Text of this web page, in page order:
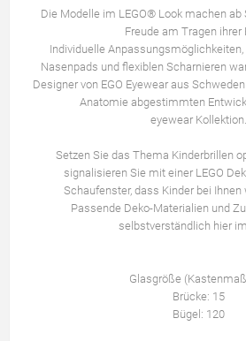
Die Modelle im LEGO® Look machen ab
Freude am Tragen ihrer
Individuelle Anpassungsmöglichkeiten,
Nasenpads und flexiblen Scharnieren
Designer von EGO Eyewear aus
Anatomie abgestimmten
eyewear Kollektion.
Setzen Sie das Thema Kinderbrillen
signalisieren Sie mit einer LEGO
Schaufenster, dass Kinder bei Ihnen
Passende Deko-Materialien und
selbstverständlich hier
Glasgröße
Brücke: 15
Bügel: 120